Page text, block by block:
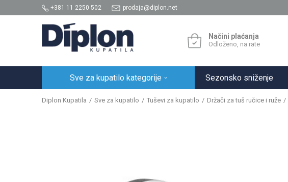
+381 11 2250 502 prodaja@diplon.net
Načini plaćanja
Odloženo, na rate
Sve za kupatilo kategorije Sezonsko sniženje
Diplon Kupatila Sve za kupatilo Tuševi za kupatilo Držači za tuš ručice i ruže